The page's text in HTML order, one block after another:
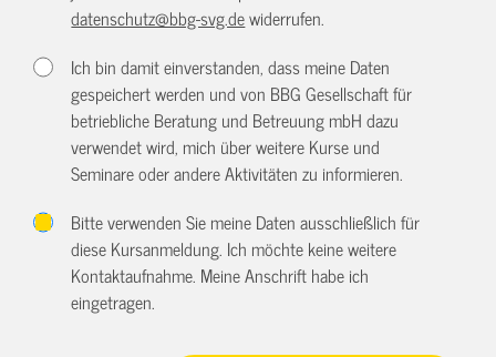
datenschutz@bbg-svg.dewiderrufen.
Ich bin damit einverstanden, dass meine Daten
gespeichert werden und von BBG Gesellschaft für
betriebliche Beratung und Betreuung mbH dazu
verwendet wird, mich über weitere Kurse und
Seminare oder andere Aktivitäten zu informieren.
Bitte verwenden Sie meine Daten ausschließlich für
diese Kursanmeldung. Ich möchte keine weitere
Kontaktaufnahme. Meine Anschrift habe ich
eingetragen.